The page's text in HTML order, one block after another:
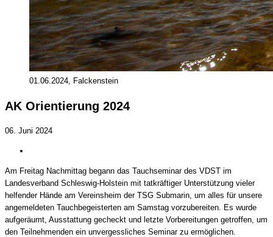
01.06.2024, Falckenstein
AK Orientierung 2024
06. Juni 2024
Am Freitag Nachmittag begann das Tauchseminar des VDST im
Landesverband Schleswig-Holstein mit tatkräftiger Unterstützung vieler
helfender Hände am Vereinsheim der TSG Submarin, um alles für unsere
angemeldeten Tauchbegeisterten am Samstag vorzubereiten. Es wurde
aufgeräumt, Ausstattung gecheckt und letzte Vorbereitungen getroffen, um
den Teilnehmenden ein unvergessliches Seminar zu ermöglichen.